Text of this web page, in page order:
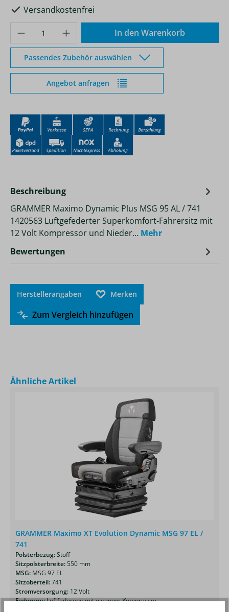
Versandkostenfrei
Produkt Anzahl: Gib den gewünschten
In den Warenkorb
Passendes Zubehör auswählen
Angebot anfragen
Beschreibung
GRAMMER Maximo Dynamic Plus MSG 95 AL / 741
1420563 Luftgefederter Superkomfort-Fahrersitz mit
12 Volt Kompressor und Nieder… Mehr
Bewertungen
Herstellerangaben Merken
Zum Vergleich hinzufügen
Produktgalerie überspringen
Ähnliche Artikel
GRAMMER Maximo XT Evolution Dynamic MSG 97 EL /
741
Polsterbezug:Stoff
Sitzpolsterbreite:550 mm
MSG: MSG 97 EL
Sitzoberteil:741
Stromversorgung: 12 Volt
Federung:Luftfederung mit eigenem Kompressor